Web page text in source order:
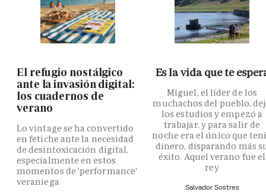
El refugio nostálgico
ante la invasión digital:
los cuadernos de
verano
Lo vintage se ha convertido
en fetiche ante la necesidad
de desintoxicación digital,
especialmente en estos
momentos de 'performance'
veraniega
Es la vida que te
Miguel, el líder de los
muchachos del pueblo,
los estudios y empezó a
trabajar, y para salir de
noche era el único que
dinero, disparando más
éxito. Aquel verano fue el
rey
Salvador Sostres